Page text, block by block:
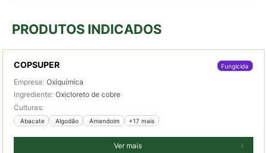
PRODUTOS INDICADOS
COPSUPER Fungicida
Empresa: Oxiquímica
Ingrediente: Oxicloreto de cobre
Culturas:
Abacate Algodão Amendoim +17 mais
Ver mais